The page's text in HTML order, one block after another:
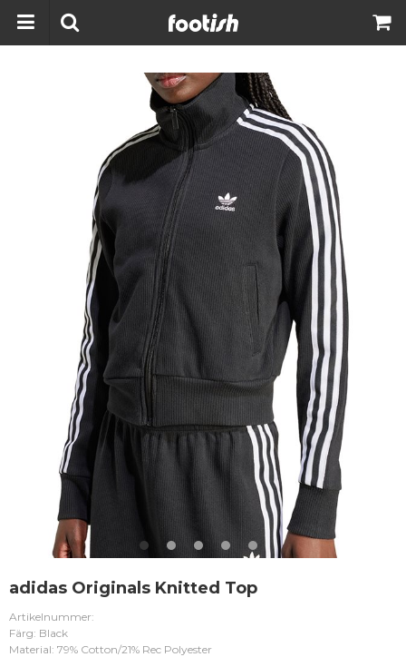
adidas Originals Knitted Top
Artikelnummer:
Färg: Black
Material: 79% Cotton/21% Rec Polyester